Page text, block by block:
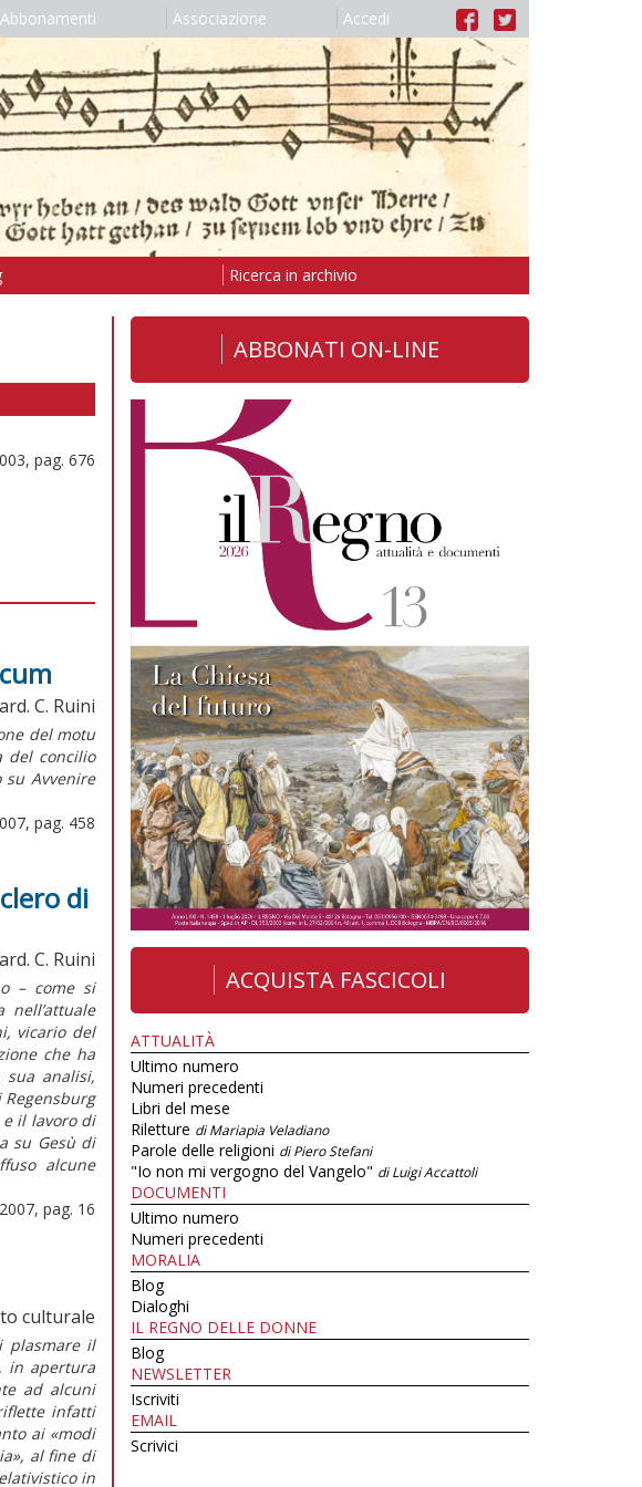
Abbonamenti Associazione Accedi
Ricerca in archivio
pag. 676
C. Ruini
del motu
del concilio
Avvenire
pag. 458
di
C. Ruini
– come si
vicario del
che ha
analisi,
il lavoro di
su Gesù di
alcune
pag. 16
culturale
plasmare il
in apertura
ad alcuni
infatti
ai «modi
al fine di
in
ABBONATI ON-LINE
ACQUISTA FASCICOLI
ATTUALITÀ
Ultimo numero
Numeri precedenti
Libri del mese
Riletture di Mariapia Veladiano
Parole delle religioni di Piero Stefani
"Io non mi vergogno del Vangelo" di Luigi Accattoli
DOCUMENTI
Ultimo numero
Numeri precedenti
MORALIA
Blog
Dialoghi
IL REGNO DELLE DONNE
Blog
NEWSLETTER
Iscriviti
EMAIL
Scrivici